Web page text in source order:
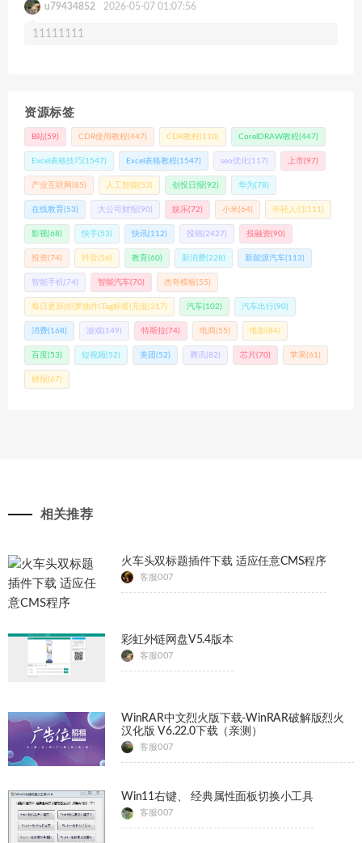
u79434852 2026-05-07 01:07:56
11111111
资源标签
B站(59) CDR使用教程(447) CDR教程(110) CorelDRAW教程(447)
Excel表格技巧(1547) Excel表格教程(1547) seo优化(117) 上市(97)
产业互联网 (85) 人工智能(53) 创投日报(92) 华为(78)
在线教育(53) 大公司财报(90) 娱乐(72) 小米(64) 年轻人们 (111)
影视(68) 快手(53) 快讯(112) 投稿 (2427) 投融资(90)
投资(74) 抖音(56) 教育(60) 新消费(228) 新能源汽车(113)
智能手机 (74) 智能汽车(70) 杰奇模板(55)
每日更新|织梦插件|Tag标签|充值(317) 汽车(102) 汽车出行(90)
消费(168) 游戏(149) 特斯拉(74) 电商(55) 电影(84)
百度(53) 短视频(52) 美团 (52) 腾讯(82) 芯片(70) 苹果(61)
财报(67)
相关推荐
火车头双标题插件下载 适应任意CMS程序
客服007
彩虹外链网盘V5.4版本
客服007
WinRAR中文烈火版下载-WinRAR破解版烈火
汉化版 V6.22.0下载（亲测）
客服007
Win11右键、 经典属性面板切换小工具
客服007